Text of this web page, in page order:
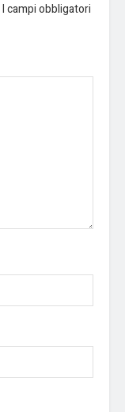
I campi obbligatori